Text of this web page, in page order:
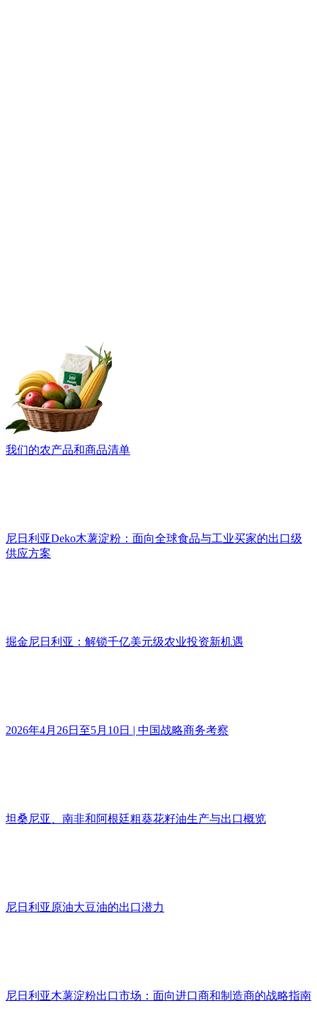
我们的农产品和商品清单
尼日利亚Deko木薯淀粉：面向全球食品与工业买家的出口级
供应方案
掘金尼日利亚：解锁千亿美元级农业投资新机遇
2026年4月26日至5月10日 | 中国战略商务考察
坦桑尼亚、南非和阿根廷粗葵花籽油生产与出口概览
尼日利亚原油大豆油的出口潜力
尼日利亚木薯淀粉出口市场：面向进口商和制造商的战略指南